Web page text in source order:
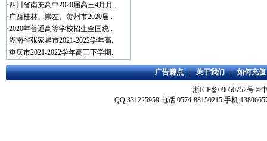
· 四川省南充高中2020届高三4月月..
·广西桂林、崇左、贺州市2020届..
·2020年普通高等学校招生全国统..
·湖南省张家界市2021-2022学年高..
·重庆市2021-2022学年高三下学期..
广告赚点|关于我们|如何充值
浙ICP备09050752号 ©
QQ:331225959 电话:0574-88150215 手机